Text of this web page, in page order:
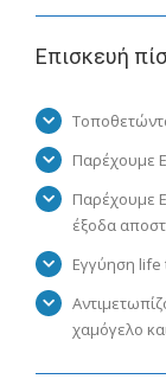
Επισκευή
Παρέχουμε
Παρέχουμε
έξοδα
Εγγύηση life
χαμόγελο